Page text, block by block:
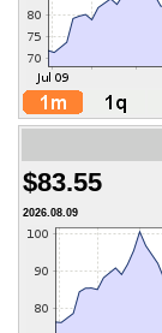
$83.55
2026.08.09